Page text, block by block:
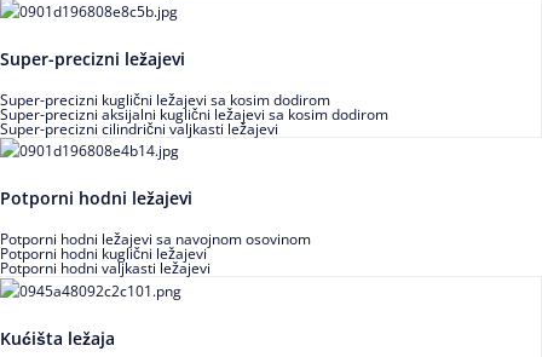
Super-precizni ležajevi
Super-precizni kuglični ležajevi sa kosim dodirom
Super-precizni aksijalni kuglični ležajevi sa kosim dodirom
Super-precizni cilindrični valjkasti ležajevi
Potporni hodni ležajevi
Potporni hodni ležajevi sa navojnom osovinom
Potporni hodni kuglični ležajevi
Potporni hodni valjkasti ležajevi
Kućišta ležaja